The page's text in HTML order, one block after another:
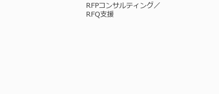
RFPコンサルティング／
RFQ支援